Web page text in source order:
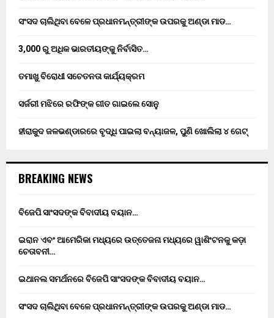
ସଂସଦ ଚାଲିଥିବା ବେଳେ ପ୍ରଧାନମନ୍ତ୍ରୀଙ୍କ ଉପରକୁ ଅଣ୍ଡା ମାଡ…
3,000 ରୁ ଅଧିକ ଭାରତୀୟଙ୍କୁ ନିର୍ବାସିତ…
ତମାଖୁ ବିରୋଧୀ ସଚେତନତା କାର୍ଯ୍ୟକ୍ରମ
ସର୍ଜରୀ ମଝିରେ ରଫିଙ୍କ ଗୀତ ଗାଇଲେ ସୋନୁ
ହୀରାକୁଦ ଜଳଭଣ୍ଡାରରେ ବୃଦ୍ଧି ପାଇଲା ବନ୍ୟାଜଳ, ପୁଣି ଖୋଲିଲା ୪ ଗେଟ୍
BREAKING NEWS
ବିଜେପି ସାଂସଦଙ୍କ ବିବାଦୀୟ ବୟାନ…
ଇରାନ ଏବଂ ଆମେରିକା ମଧ୍ୟରେ ଉତ୍ତେଜନା ମଧ୍ୟରେ ୱାଶିଂଟନକୁ କଡ଼ା
ଚେତାବନୀ…
ଇଥାନଲ ସମର୍ଥନରେ ବିଜେପି ସାଂସଦଙ୍କ ବିବାଦୀୟ ବୟାନ…
ସଂସଦ ଚାଲିଥିବା ବେଳେ ପ୍ରଧାନମନ୍ତ୍ରୀଙ୍କ ଉପରକୁ ଅଣ୍ଡା ମାଡ…